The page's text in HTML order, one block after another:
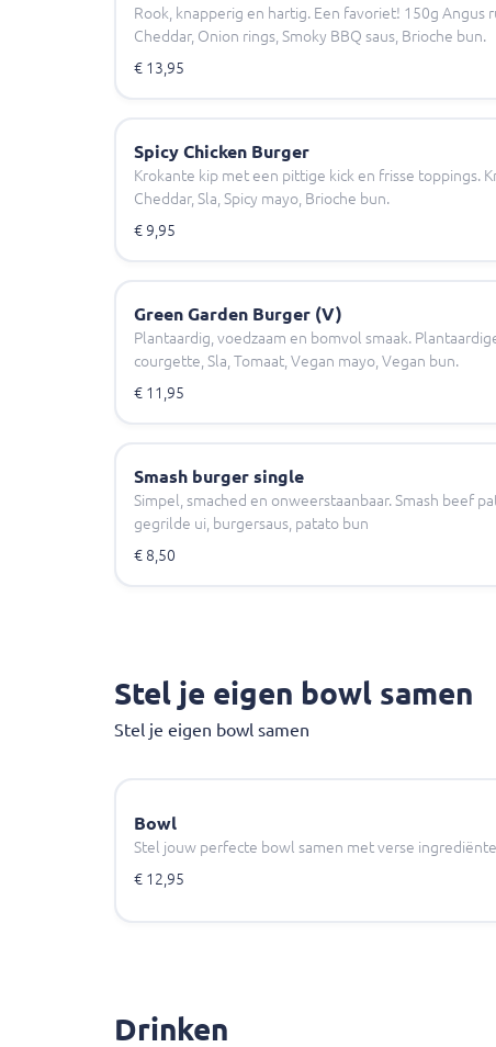
Rook, knapperig en hartig. Een favoriet! 150g Angus
Cheddar, Onion rings, Smoky BBQ saus, Brioche bun.
€ 13,95
Spicy Chicken Burger
Krokante kip met een pittige kick en frisse toppings.
Cheddar, Sla, Spicy mayo, Brioche bun.
€ 9,95
Green Garden Burger (V)
Plantaardig, voedzaam en bomvol smaak.
courgette, Sla, Tomaat, Vegan mayo, Vegan bun.
€ 11,95
Smash burger single
Simpel, smached en onweerstaanbaar. Smash beef
gegrilde ui, burgersaus, patato bun
€ 8,50
Stel je eigen bowl samen
Stel je eigen bowl samen
Bowl
Stel jouw perfecte bowl samen met verse
€ 12,95
Drinken